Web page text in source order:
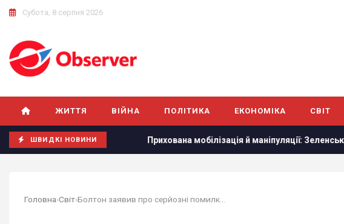
Субота, 8 серпня 2026
ЖИТТЯ ВІЙНА ПОЛІТИКА ЕКОНОМІКА СВІТ
ШВИДКІ НОВИНИ
Прихована мобілізація й маніпуляції: Зеленський розкрив подальші
Головна›Світ›